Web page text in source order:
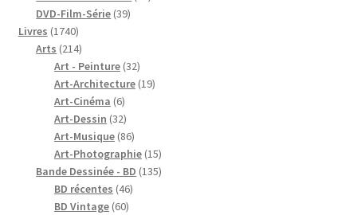
DVD-Film-Série 3939
Livres 17401740
produits
Arts 214214
produits
Art - Peinture 3232
produits
Art-Architecture 1919
Art-Cinéma 66
produits
Art-Dessin 3232
produits
Art-Musique 8686
produits
Art-Photographie 1515
produits
Bande Dessinée - BD 135135
BD récentes 4646
BD Vintage 6060